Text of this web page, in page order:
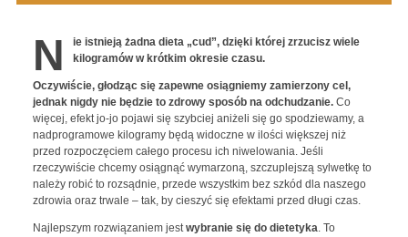
N
ie istnieją żadna dieta „cud”, dzięki której zrzucisz wiele
kilogramów w krótkim okresie czasu.
Oczywiście, głodząc się zapewne osiągniemy zamierzony cel,
jednak nigdy nie będzie to zdrowy sposób na odchudzanie.Co
więcej, efekt jo-jo pojawi się szybciej aniżeli się go spodziewamy, a
nadprogramowe kilogramy będą widoczne w ilości większej niż
przed rozpoczęciem całego procesu ich niwelowania. Jeśli
rzeczywiście chcemy osiągnąć wymarzoną, szczuplejszą sylwetkę to
należy robić to rozsądnie, przede wszystkim bez szkód dla naszego
zdrowia oraz trwale – tak, by cieszyć się efektami przed długi czas.
Najlepszym rozwiązaniem jestwybranie się do dietetyka. To